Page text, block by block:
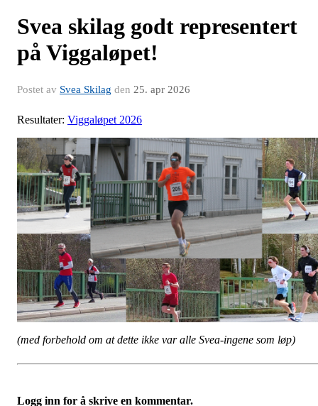
Svea skilag godt representert
på Viggaløpet!
Postet av Svea Skilag den 25. apr 2026
Resultater: Viggaløpet 2026
(med forbehold om at dette ikke var alle Svea-ingene som løp)
Logg inn for å skrive en kommentar.